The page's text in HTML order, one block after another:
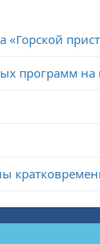
«Горской
программ